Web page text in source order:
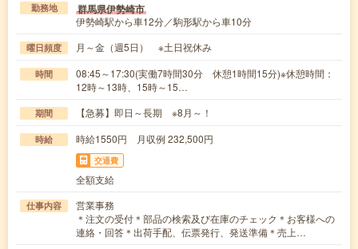
勤務地 群馬県伊勢崎市
伊勢崎駅から車12分／駒形駅から車10分
曜日頻度 月～金（週5日） ※土日祝休み
時間
08:45～17:30(実働7時間30分 休憩1時間15分)※休憩時間：
12時～13時、15時～15…
期間 【急募】即日～長期 ※8月～！
時給 時給1550円 月収例 232,500円
交通費
全額支給
仕事内容
営業事務
＊注文の受付＊部品の検索及び在庫のチェック＊お客様への
連絡・回答＊出荷手配、伝票発行、発送準備＊売上…